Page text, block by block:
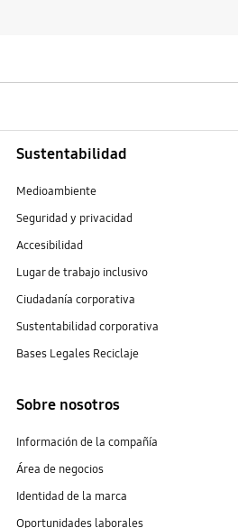
Sustentabilidad
Medioambiente
Seguridad y privacidad
Accesibilidad
Lugar de trabajo inclusivo
Ciudadanía corporativa
Sustentabilidad corporativa
Bases Legales Reciclaje
Sobre nosotros
Información de la compañía
Área de negocios
Identidad de la marca
Oportunidades laborales